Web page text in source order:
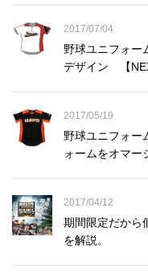
2017/07/04
野球ユニフォー
デザイン 【
2017/05/19
野球ユニフォー
ォームをオマー
2017/04/12
期間限定だから
を解説。